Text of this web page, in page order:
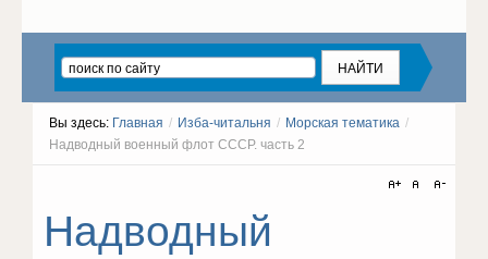
Вы здесь: Главная / Изба-читальня / Морская тематика /
Надводный военный флот СССР. часть 2
Надводный